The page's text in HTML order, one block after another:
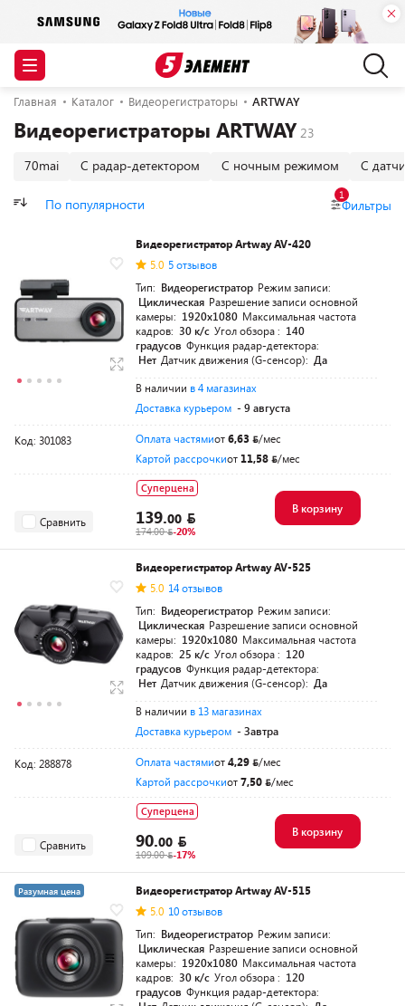
Главная Каталог Видеорегистраторы ARTWAY
Видеорегистраторы ARTWAY
70mai С радар-детектором С ночным режимом С
По популярности Фильтры
1
Видеорегистратор Artway AV-420
5.0 5 отзывов
Тип: Видеорегистратор Режим записи:
Циклическая Разрешение записи основной
камеры: 1920x1080 Максимальная частота
кадров: 30 к/с Угол обзора : 140
градусов Функция радар-детектора:
Нет Датчик движения (G-сенсор): Да
В наличии в 4 магазинах
Доставка курьером - 9 августа
Код: 301083 Оплата частямиот6,63
/мес
Картой рассрочкиот 11,58 /мес
Сравнить
Суперцена
139.00
174.00 -20%
В корзину
Видеорегистратор Artway AV-525
5.0 14 отзывов
Тип: Видеорегистратор Режим записи:
Циклическая Разрешение записи основной
камеры: 1920x1080 Максимальная частота
кадров: 25 к/с Угол обзора : 120
градусов Функция радар-детектора:
Нет Датчик движения (G-сенсор): Да
В наличии в 13 магазинах
Доставка курьером - Завтра
Код: 288878 Оплата частямиот4,29
/мес
Картой рассрочкиот7,50 /мес
Сравнить
Суперцена
90.00
109.00 -17%
В корзину
Разумная цена
Видеорегистратор Artway AV-515
5.0 10 отзывов
Тип: Видеорегистратор Режим записи:
Циклическая Разрешение записи основной
камеры: 1920x1080 Максимальная частота
кадров: 30 к/с Угол обзора : 120
градусов Функция радар-детектора: